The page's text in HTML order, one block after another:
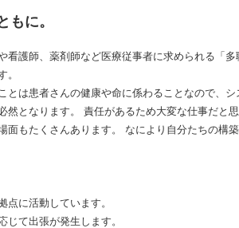
もに。
看護師、薬剤師など医療従事者に求められる「
。
とは患者さんの健康や命に係わることなので、
然となります。 責任があるため大変な仕事だと
面もたくさんあります。 なにより自分たちの構
点に活動しています。
じて出張が発生します。